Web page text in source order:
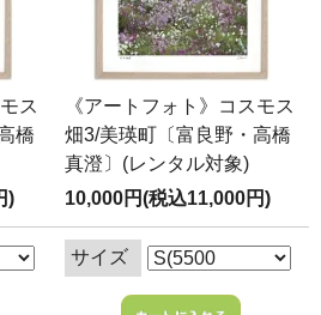
ス
橋
)
《アートフォト》コスモス
畑3/美瑛町〔富良野・高橋
真澄〕(レンタル対象)
10,000円(税込11,000円)
サイズ